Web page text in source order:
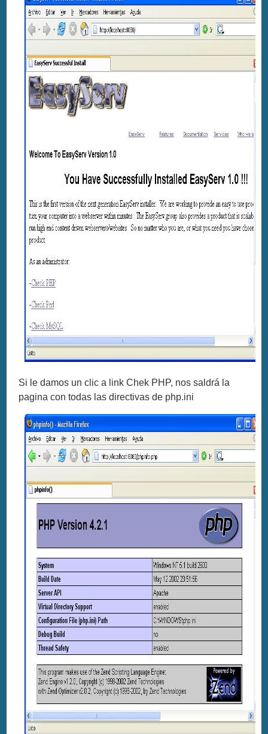
Si le damos un clic a link Chek PHP, nos saldrá la
pagina con todas las directivas de php.ini